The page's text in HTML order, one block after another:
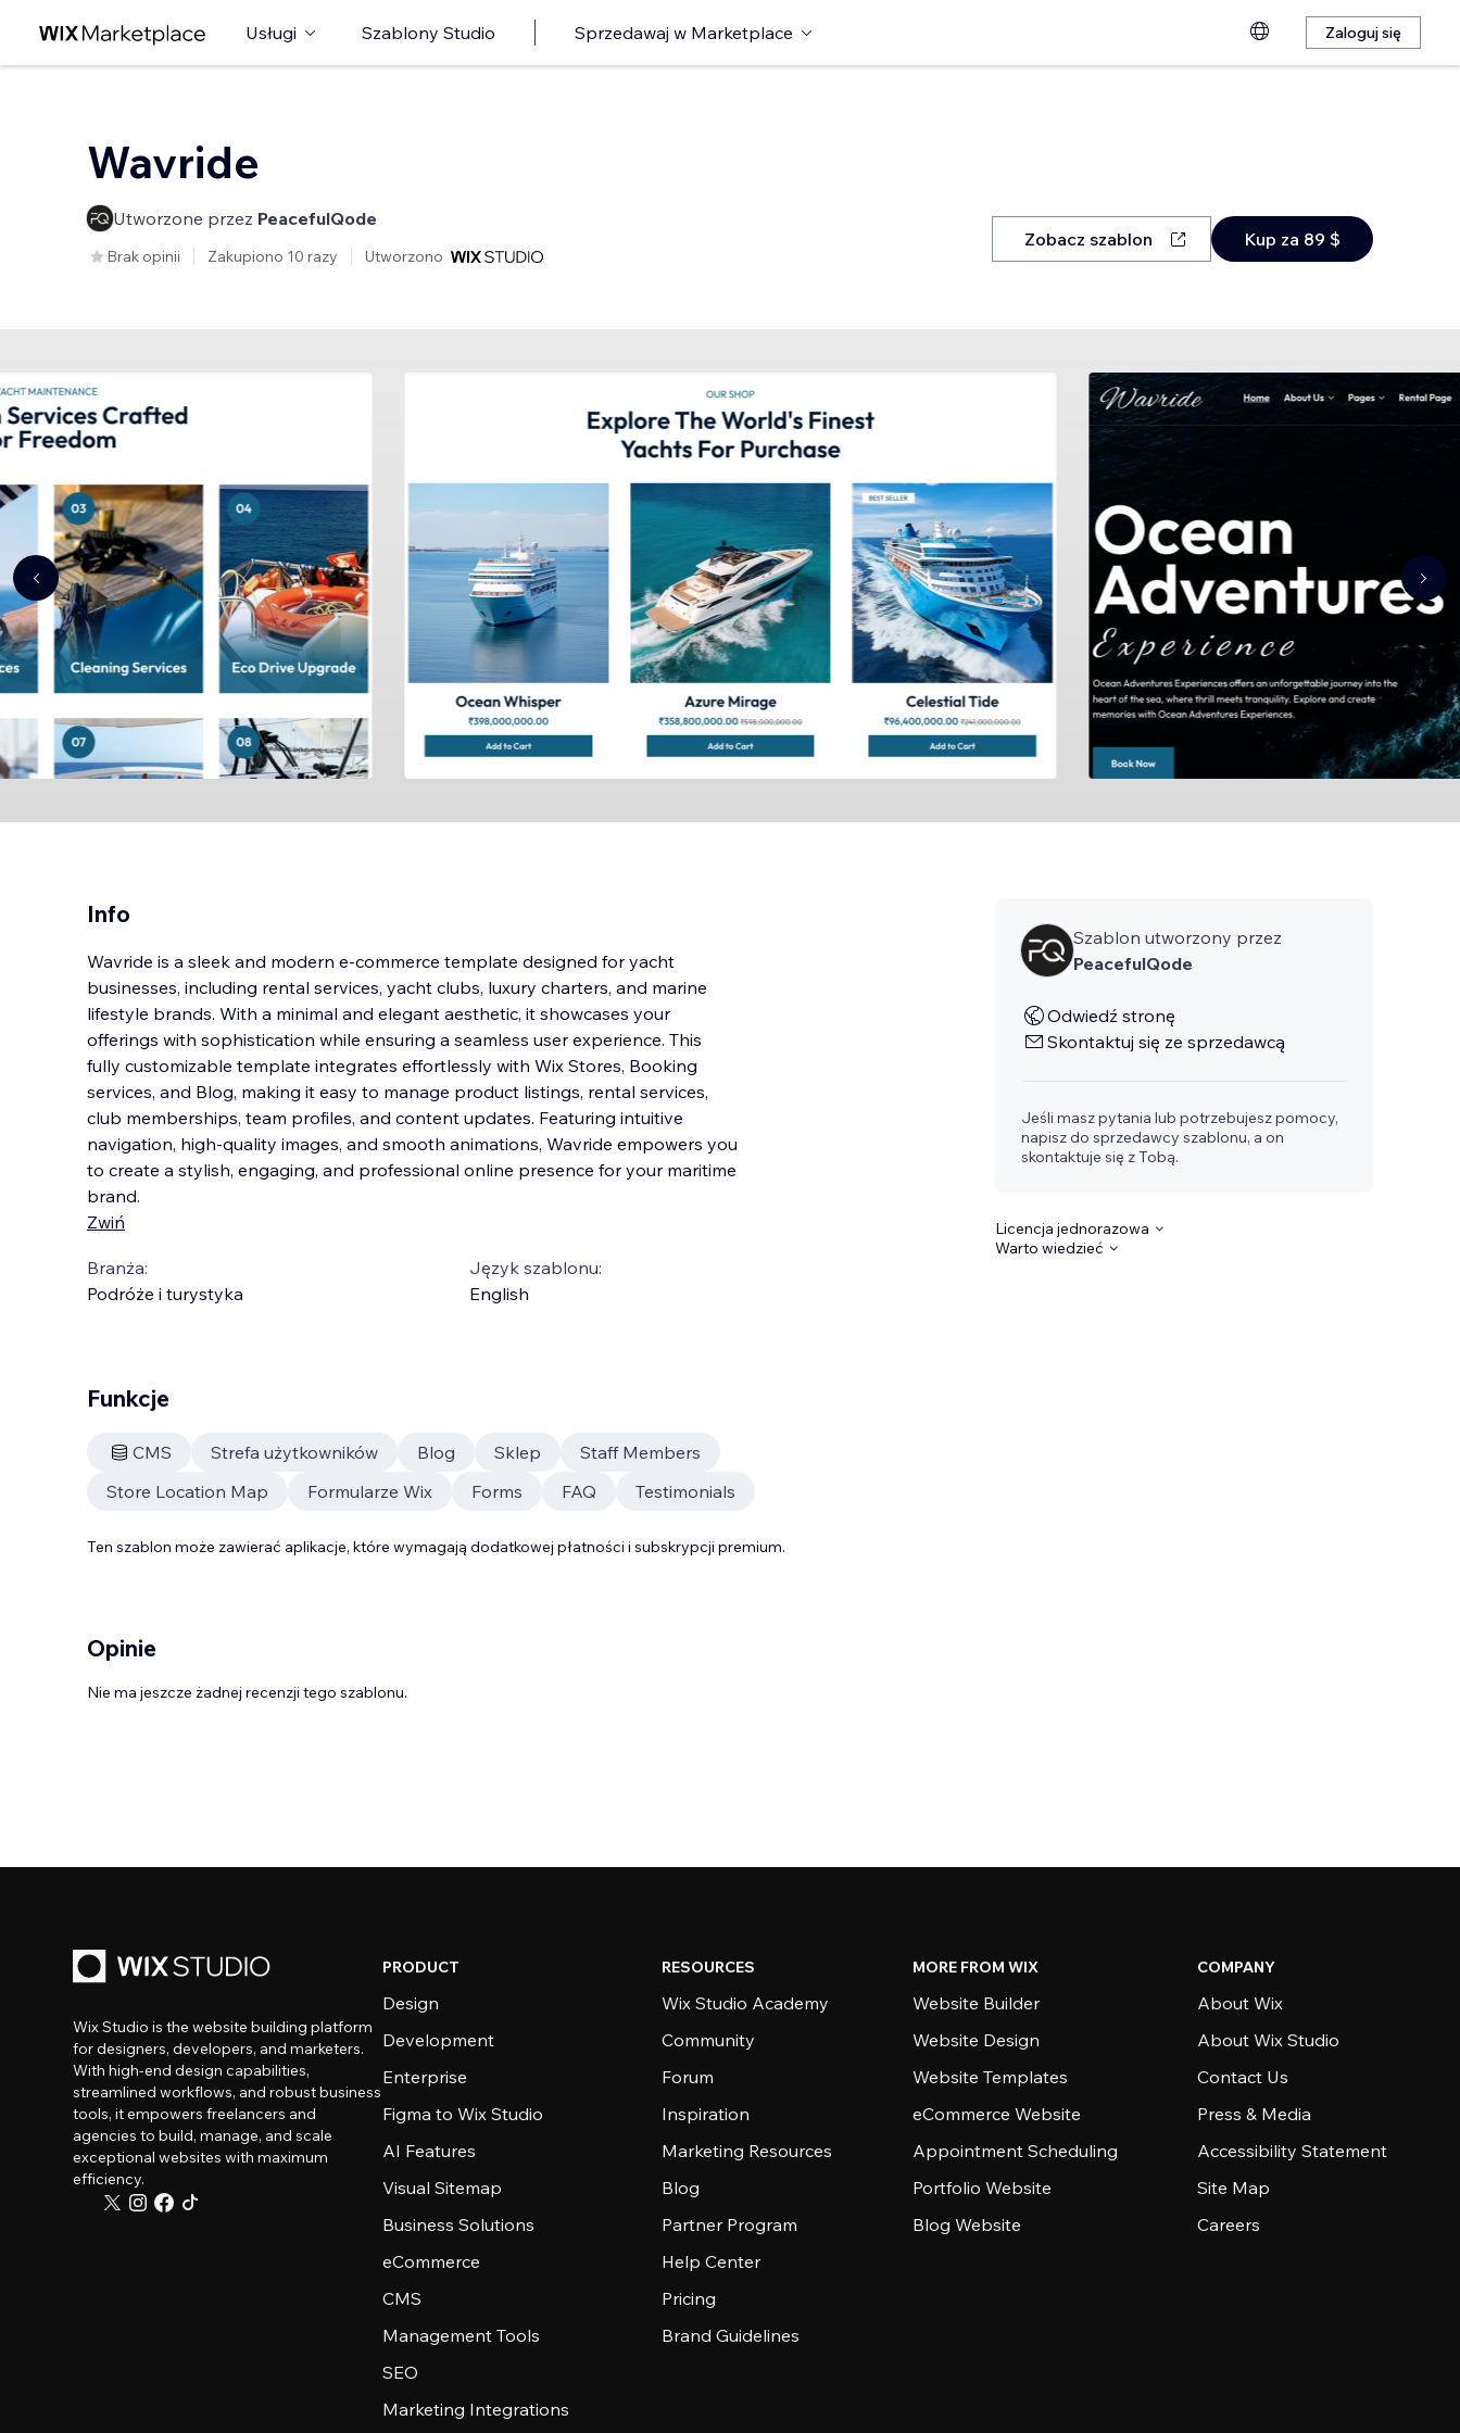
Usługi Szablony Studio Sprzedawaj w Marketplace Zaloguj się
Wavride
Utworzone przez PeacefulQode
Brak opinii Zakupiono 10 razy Utworzono
Zobacz szablon Kup za 89 $
Info
Wavride is a sleek and modern e-commerce template designed for yacht
businesses, including rental services, yacht clubs, luxury charters, and marine
lifestyle brands. With a minimal and elegant aesthetic, it showcases your
offerings with sophistication while ensuring a seamless user experience. This
fully customizable template integrates effortlessly with Wix Stores, Booking
services, and Blog, making it easy to manage product listings, rental services,
club memberships, team profiles, and content updates. Featuring intuitive
navigation, high-quality images, and smooth animations, Wavride empowers you
to create a stylish, engaging, and professional online presence for your maritime
brand.
Zwiń
Branża:
Podróże i turystyka
Język szablonu:
English
Szablon utworzony przez
PeacefulQode
Odwiedź stronę
Skontaktuj się ze sprzedawcą
Jeśli masz pytania lub potrzebujesz pomocy,
napisz do sprzedawcy szablonu, a on
skontaktuje się z Tobą.
Licencja jednorazowa
Warto wiedzieć
Funkcje
CMS Strefa użytkowników Blog Sklep
Staff Members
Store Location Map
Formularze Wix Forms FAQ Testimonials
Ten szablon może zawierać aplikacje, które wymagają dodatkowej płatności i subskrypcji premium.
Opinie
Nie ma jeszcze żadnej recenzji tego szablonu.
Wix Studio is the website building platform
for designers, developers, and marketers.
With high-end design capabilities,
streamlined workflows, and robust business
tools, it empowers freelancers and
agencies to build, manage, and scale
exceptional websites with maximum
efficiency.
PRODUCT
Design
Development
Enterprise
Figma to Wix Studio
AI Features
Visual Sitemap
Business Solutions
eCommerce
CMS
Management Tools
SEO
Marketing Integrations
RESOURCES
Wix Studio Academy
Community
Forum
Inspiration
Marketing Resources
Blog
Partner Program
Help Center
Pricing
Brand Guidelines
MORE FROM WIX
Website Builder
Website Design
Website Templates
eCommerce Website
Appointment Scheduling
Portfolio Website
Blog Website
COMPANY
About Wix
About Wix Studio
Contact Us
Press & Media
Accessibility Statement
Site Map
Careers